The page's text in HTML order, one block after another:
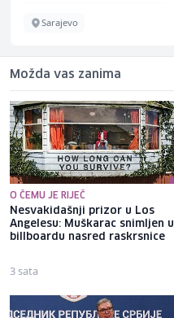
Sarajevo
Možda vas zanima
O ČEMU JE RIJEČ
Nesvakidašnji prizor u Los
Angelesu: Muškarac snimljen u
billboardu nasred raskrsnice
3 sata